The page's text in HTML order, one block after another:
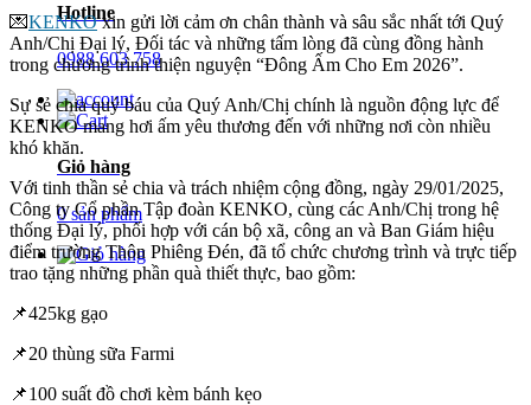
Hotline
0988 603 758
Giỏ hàng
0 sản phẩm
💌KENKOxin gửi lời cảm ơn chân thành và sâu sắc nhất tới Quý
Anh/Chị Đại lý, Đối tác và những tấm lòng đã cùng đồng hành
trong chương trình thiện nguyện “Đông Ấm Cho Em 2026”.
Sự sẻ chia quý báu của Quý Anh/Chị chính là nguồn động lực để
KENKO mang hơi ấm yêu thương đến với những nơi còn nhiều
khó khăn.
Với tinh thần sẻ chia và trách nhiệm cộng đồng, ngày 29/01/2025,
Công ty Cổ phần Tập đoàn KENKO, cùng các Anh/Chị trong hệ
thống Đại lý, phối hợp với cán bộ xã, công an và Ban Giám hiệu
điểm trường Thôn Phiêng Đén, đã tổ chức chương trình và trực tiếp
trao tặng những phần quà thiết thực, bao gồm:
📌425kg gạo
📌20 thùng sữa Farmi
📌100 suất đồ chơi kèm bánh kẹo